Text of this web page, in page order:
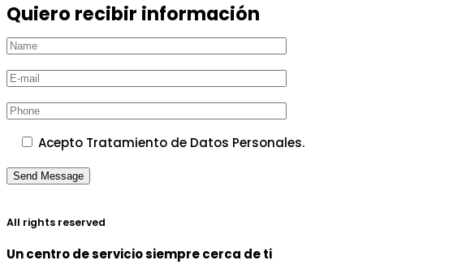
Quiero recibir información
Acepto Tratamiento de Datos Personales.
All rights reserved
Un centro de servicio siempre cerca de ti